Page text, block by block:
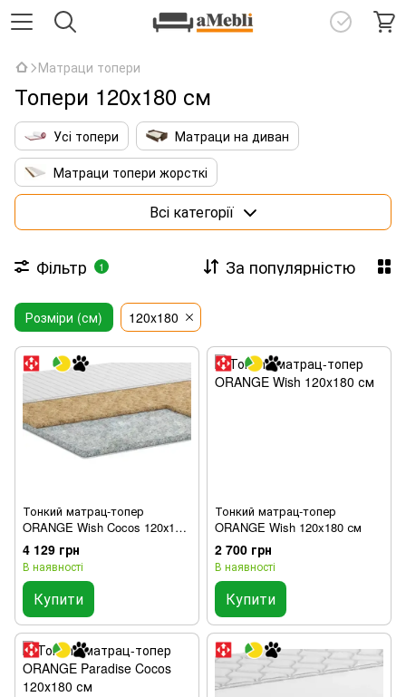
Матраци топери
Топери 120х180 см
Усі топери
Матраци на диван
Матраци топери жорсткі
Матраци топери з кокосовою койрою
Матраци топери 140х190
Матраци топери 160х190
Матраци топери 160х200
Матраци топери 180х200
Всі категорії
Фільтр 1 За популярністю
Розміри (см) 120x180
Тонкий матрац-топер
ORANGE Wish Cocos 120х180
см
4 129 грн
В наявності
Купити
Тонкий матрац-топер
ORANGE Wish 120x180 см
2 700 грн
В наявності
Купити